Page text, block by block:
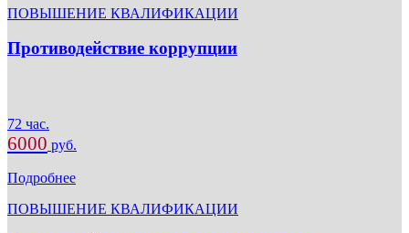
ПОВЫШЕНИЕ КВАЛИФИКАЦИИ
Противодействие коррупции
72 час.
6000 руб.
Подробнее
ПОВЫШЕНИЕ КВАЛИФИКАЦИИ